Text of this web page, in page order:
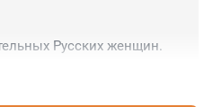
Русских женщин.